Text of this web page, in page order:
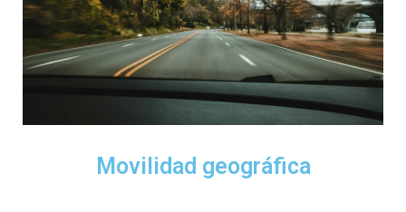
Movilidad geográfica